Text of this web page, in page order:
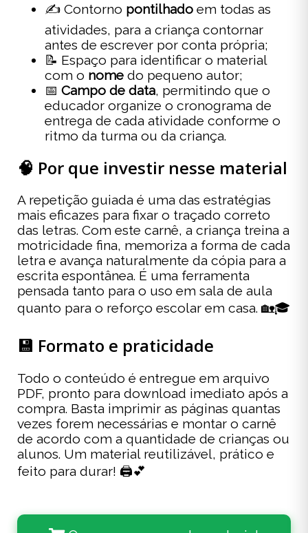
✍️ Contorno pontilhado em todas as
atividades, para a criança contornar
antes de escrever por conta própria;
📝 Espaço para identificar o material
com o nome do pequeno autor;
📅 Campo de data, permitindo que o
educador organize o cronograma de
entrega de cada atividade conforme o
ritmo da turma ou da criança.
🧠 Por que investir nesse material
A repetição guiada é uma das estratégias
mais eficazes para fixar o traçado correto
das letras. Com este carnê, a criança treina a
motricidade fina, memoriza a forma de cada
letra e avança naturalmente da cópia para a
escrita espontânea. É uma ferramenta
pensada tanto para o uso em sala de aula
quanto para o reforço escolar em casa. 🏡🎓
💾 Formato e praticidade
Todo o conteúdo é entregue em arquivo
PDF, pronto para download imediato após a
compra. Basta imprimir as páginas quantas
vezes forem necessárias e montar o carnê
de acordo com a quantidade de crianças ou
alunos. Um material reutilizável, prático e
feito para durar! 🖨️💕